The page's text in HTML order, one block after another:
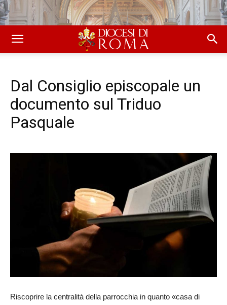
Dal Consiglio episcopale un
documento sul Triduo
Pasquale
Riscoprire la centralità della parrocchia in quanto «casa di